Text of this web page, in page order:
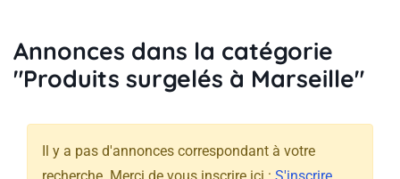
Annonces dans la catégorie
"Produits surgelés à Marseille"
Il y a pas d'annonces correspondant à votre